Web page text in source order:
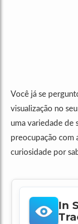
Você já se
visualização no
uma variedade de
preocupação com
curiosidade por
In